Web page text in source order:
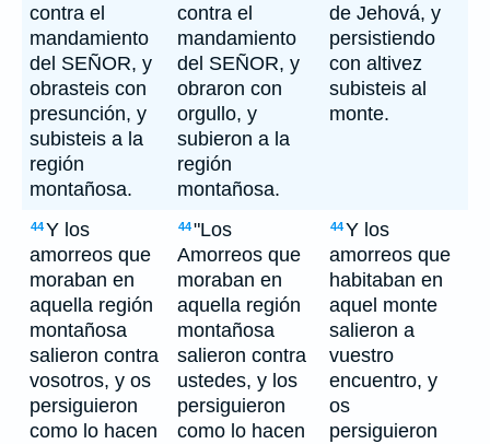
contra el
mandamiento
del SEÑOR, y
obrasteis con
presunción, y
subisteis a la
región
montañosa.
contra el
mandamiento
del SEÑOR, y
obraron con
orgullo, y
subieron a la
región
montañosa.
de Jehová, y
persistiendo
con altivez
subisteis al
monte.
44Y los
amorreos que
moraban en
aquella región
montañosa
salieron contra
vosotros, y os
persiguieron
como lo hacen
44"Los
Amorreos que
moraban en
aquella región
montañosa
salieron contra
ustedes, y los
persiguieron
como lo hacen
44Y los
amorreos que
habitaban en
aquel monte
salieron a
vuestro
encuentro, y
os
persiguieron